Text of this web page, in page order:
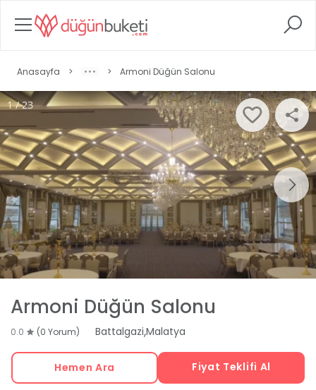
Anasayfa > > Armoni Düğün Salonu
1 / 23
Armoni Düğün Salonu
0.0 (0 Yorum) Battalgazi,Malatya
Hemen Ara Fiyat Teklifi Al